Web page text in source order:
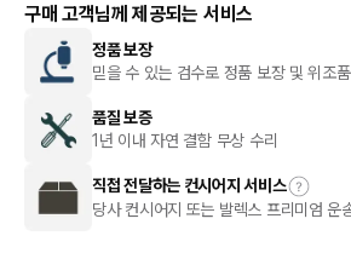
구매 고객님께 제공되는 서비스
정품 보장
믿을 수 있는 검수로 정품 보장 및 위조
품질 보증
1년 이내 자연 결함 무상 수리
직접 전달하는 컨시어지 서비스
당사 컨시어지 또는 발렉스 프리미엄 운